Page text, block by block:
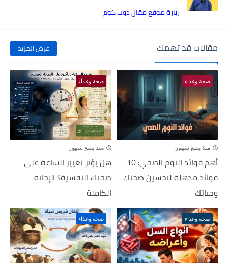
زيارة موقع مقال دوت كوم
مقالات قد تهمك عرض المزيد
صحة وغذاء
منذ بضع شهور
أهم فوائد النوم الصحي: 10
فوائد مذهلة لتحسين صحتك
وحياتك
صحة وغذاء
منذ بضع شهور
هل يؤثر تغيير الساعة على
صحتك النفسية؟ الإجابة
الكاملة
صحة وغذاء صحة وغذاء